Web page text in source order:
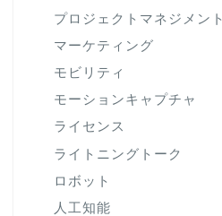
プロジェクトマネジメント
マーケティング
モビリティ
モーションキャプチャ
ライセンス
ライトニングトーク
ロボット
人工知能